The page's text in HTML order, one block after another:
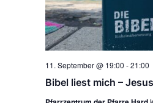
Bibel liest mich –
11. September @ 19:00 -21:00